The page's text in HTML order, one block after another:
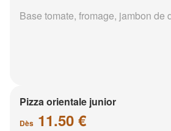
Base tomate, fromage, jambon de
Pizza orientale junior
Dès 11.50 €